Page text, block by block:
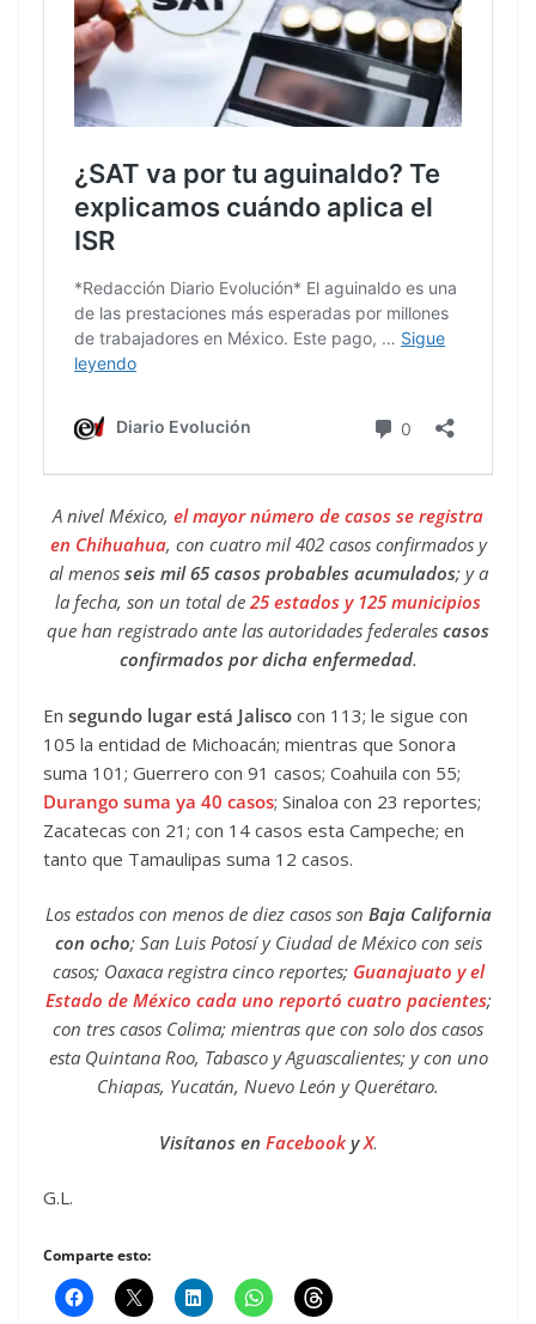
A nivel México, el mayor número de casos se registra
en Chihuahua, con cuatro mil 402 casos confirmados y
al menos seis mil 65 casos probables acumulados; y a
la fecha, son un total de 25 estados y 125 municipios
que han registrado ante las autoridades federales casos
confirmados por dicha enfermedad.
En segundo lugar está Jalisco con 113; le sigue con
105 la entidad de Michoacán; mientras que Sonora
suma 101; Guerrero con 91 casos; Coahuila con 55;
Durango suma ya 40 casos; Sinaloa con 23 reportes;
Zacatecas con 21; con 14 casos esta Campeche; en
tanto que Tamaulipas suma 12 casos.
Los estados con menos de diez casos son Baja California
con ocho; San Luis Potosí y Ciudad de México con seis
casos; Oaxaca registra cinco reportes; Guanajuato y el
Estado de México cada uno reportó cuatro pacientes;
con tres casos Colima; mientras que con solo dos casos
esta Quintana Roo, Tabasco y Aguascalientes; y con uno
Chiapas, Yucatán, Nuevo León y Querétaro.
Visítanos en FacebookyX.
G.L.
Comparte esto: